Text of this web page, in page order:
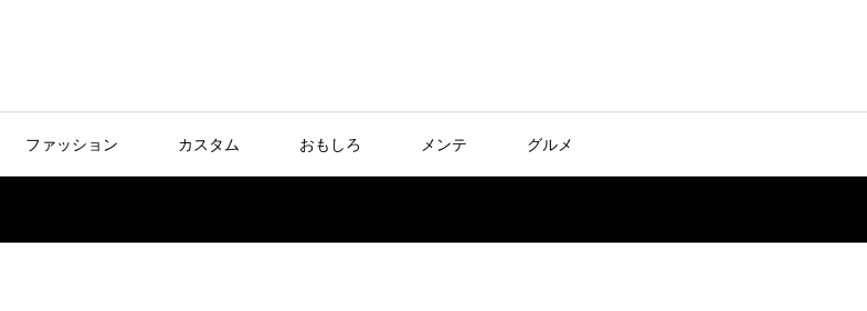
ファッション カスタム おもしろ メンテ グルメ